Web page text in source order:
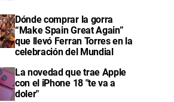
Dónde comprar la gorra
“Make Spain Great Again”
que llevó Ferran Torres en la
celebración del Mundial
La novedad que trae Apple
con el iPhone 18 "te va a
doler"